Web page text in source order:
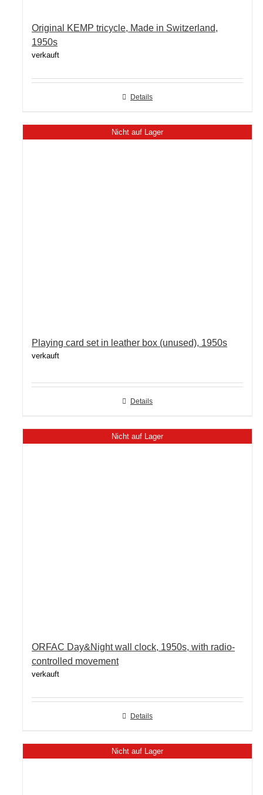
Original KEMP tricycle, Made in Switzerland,
1950s
verkauft
Details
Nicht auf Lager
Playing card set in leather box (unused), 1950s
verkauft
Details
Nicht auf Lager
ORFAC Day&Night wall clock, 1950s, with radio-
controlled movement
verkauft
Details
Nicht auf Lager